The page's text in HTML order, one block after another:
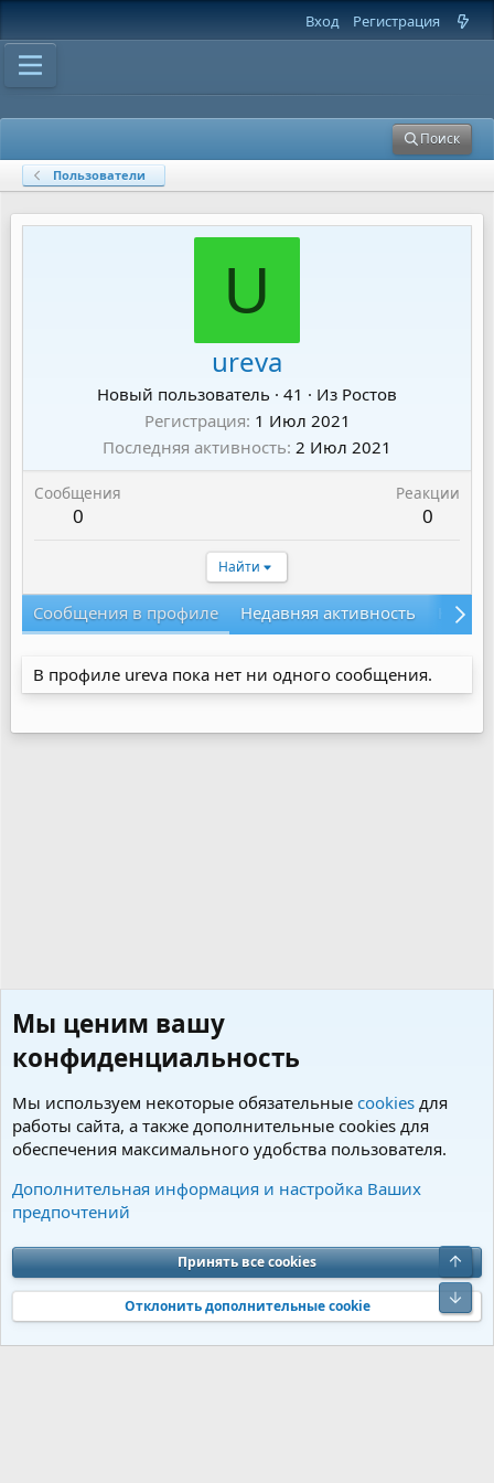
Вход Регистрация
Поиск
Пользователи
U
ureva
Новый пользователь · 41 · Из Ростов
Регистрация 1 Июл 2021
Последняя активность 2 Июл 2021
Сообщения
0
Реакции
0
Найти
Сообщения в профиле Недавняя активность
В профиле ureva пока нет ни одного сообщения.
Пользователи
Cookies Charm by DCom
Обратная связь
Условия и правила
Политика конфиденциальности
Помощь
S
S
Community platform by XenForo® © 2010-2026 XenForo Ltd. Перевод от
Jumuro®|Media embeds via s9e/MediaSites
Мы ценим вашу
конфиденциальность
Мы используем некоторые обязательные cookies для
работы сайта, а также дополнительные cookies для
обеспечения максимального удобства пользователя.
Дополнительная информация и настройка Ваших
предпочтений
Принять все cookies
Отклонить дополнительные cookie
Верх
Низ